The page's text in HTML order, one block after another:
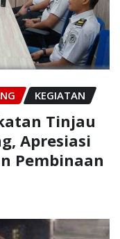
KEGIATAN
Tinjau
Apresiasi
Pembinaan